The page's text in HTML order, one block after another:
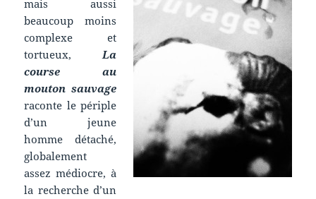
mais aussi
beaucoup moins
complexe et
tortueux,La
course au
mouton sauvage
raconte le périple
d’un jeune
homme détaché,
globalement
assez médiocre, à
la recherche d’un